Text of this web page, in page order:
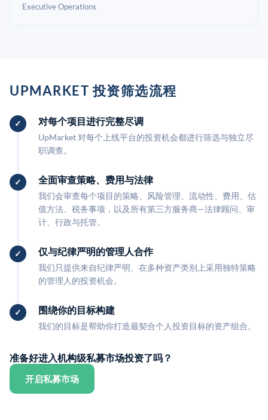
Executive Operations
UPMARKET 投资筛选流程
对每个项目进行完整尽调
UpMarket 对每个上线平台的投资机会都进行筛选与独立尽
职调查。
全面审查策略、费用与法律
我们会审查每个项目的策略、风险管理、流动性、费用、估
值方法、税务事项，以及所有第三方服务商—法律顾问、审
计、行政与托管。
仅与纪律严明的管理人合作
我们只提供来自纪律严明、在多种资产类别上采用独特策略
的管理人的投资机会。
围绕你的目标构建
我们的目标是帮助你打造最契合个人投资目标的资产组合。
准备好进入机构级私募市场投资了吗？
开启私募市场